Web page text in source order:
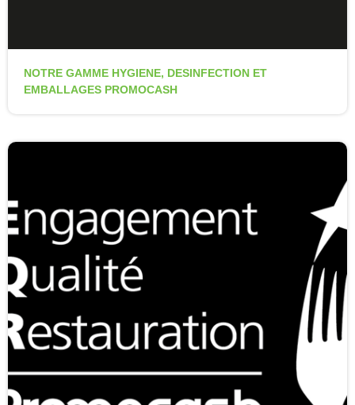
NOTRE GAMME HYGIENE, DESINFECTION ET
EMBALLAGES PROMOCASH